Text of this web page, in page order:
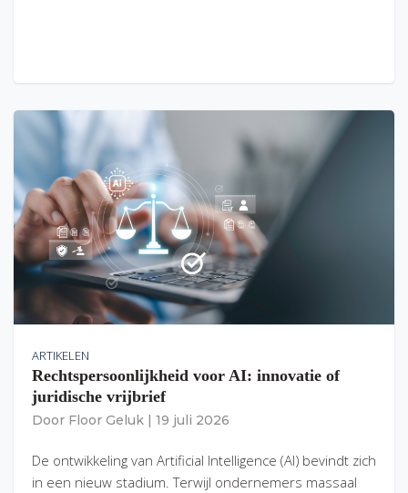
ARTIKELEN
Rechtspersoonlijkheid voor AI: innovatie of
juridische vrijbrief
Door Floor Geluk 19 juli 2026
De ontwikkeling van Artificial Intelligence (AI) bevindt zich
in een nieuw stadium. Terwijl ondernemers massaal